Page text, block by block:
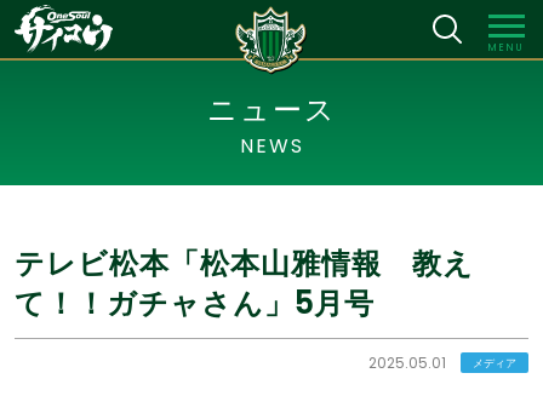
MENU
ニュース
NEWS
テレビ松本「松本山雅情報 教え
て！！ガチャさん」5月号
2025.05.01 メディア